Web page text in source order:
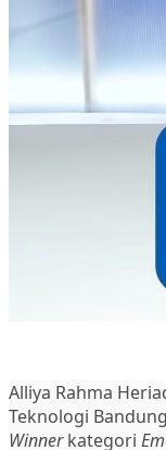
Alliya Rahma
Teknologi
Winnerkategori